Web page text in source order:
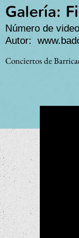
Galería:
Número de
Autor:
Conciertos de